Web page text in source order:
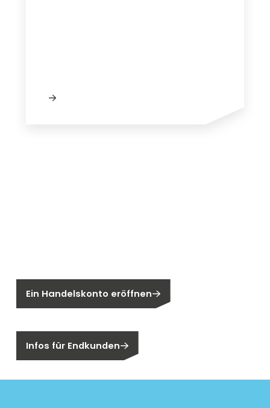
Ein Handelskonto eröffnen
Infos für Endkunden